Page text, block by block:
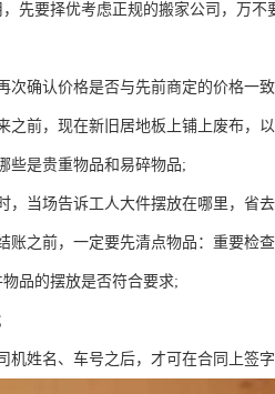
先要择优考虑正规的搬家公司，万
次确认价格是否与先前商定的价格一
之前，现在新旧居地板上铺上废布，
些是贵重物品和易碎物品;
，当场告诉工人大件摆放在哪里，省
账之前，一定要先清点物品：重要检
品的摆放是否符合要求;
机姓名、车号之后，才可在合同上签字